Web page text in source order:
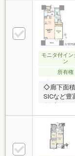
モニタ付イン
ン
所有権
◇廊下面積
SICなど
有)◇カウ
買うと 次
件の状況
10年駆け
ェック---
ングまた